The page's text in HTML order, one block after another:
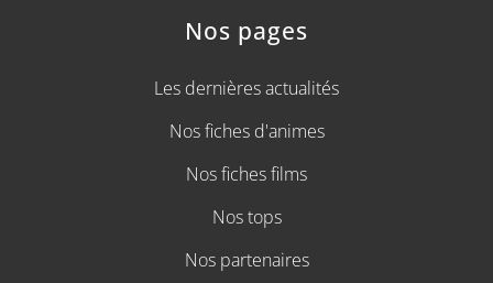
Nos pages
Les dernières actualités
Nos fiches d'animes
Nos fiches films
Nos tops
Nos partenaires